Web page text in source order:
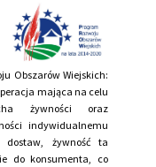
Obszarów Wiejskich:
mająca na celu
żywności oraz
indywidualnemu
dostaw, żywność ta
do konsumenta, co